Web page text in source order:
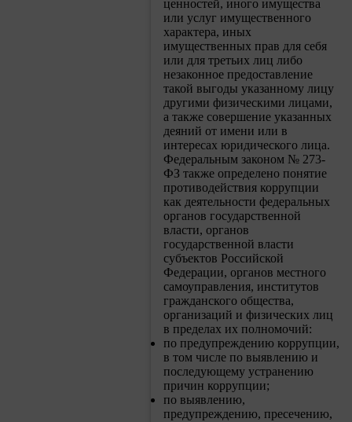
ценностей, иного имущества
или услуг имущественного
характера, иных
имущественных прав для себя
или для третьих лиц либо
незаконное предоставление
такой выгоды указанному лицу
другими физическими лицами,
а также совершение указанных
деяний от имени или в
интересах юридического лица.
Федеральным законом № 273-
ФЗ также определено понятие
противодействия коррупции
как деятельности федеральных
органов государственной
власти, органов
государственной власти
субъектов Российской
Федерации, органов местного
самоуправления, институтов
гражданского общества,
организаций и физических лиц
в пределах их полномочий:
по предупреждению коррупции,
в том числе по выявлению и
последующему устранению
причин коррупции;
по выявлению,
предупреждению, пресечению,